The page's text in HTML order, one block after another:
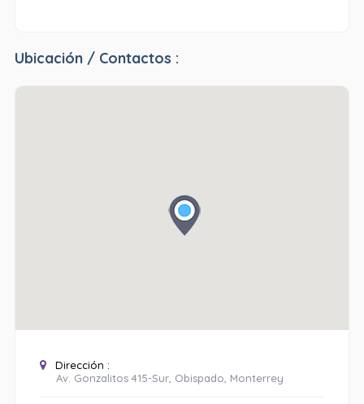
Ubicación / Contactos :
Dirección :
Av. Gonzalitos 415-Sur, Obispado, Monterrey